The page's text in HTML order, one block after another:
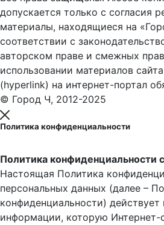
допускается только с согласия
материалы, находящиеся на
соответствии с
авторском праве и смежных
использовании материалов
(hyperlink) на интернет-портал
© Город Ч, 2012-2025
Политика конфиденциальности
Политика конфиденциальности
Настоящая Политика
персональных данных (далее –
конфиденциальности)
информации, которую Интернет-